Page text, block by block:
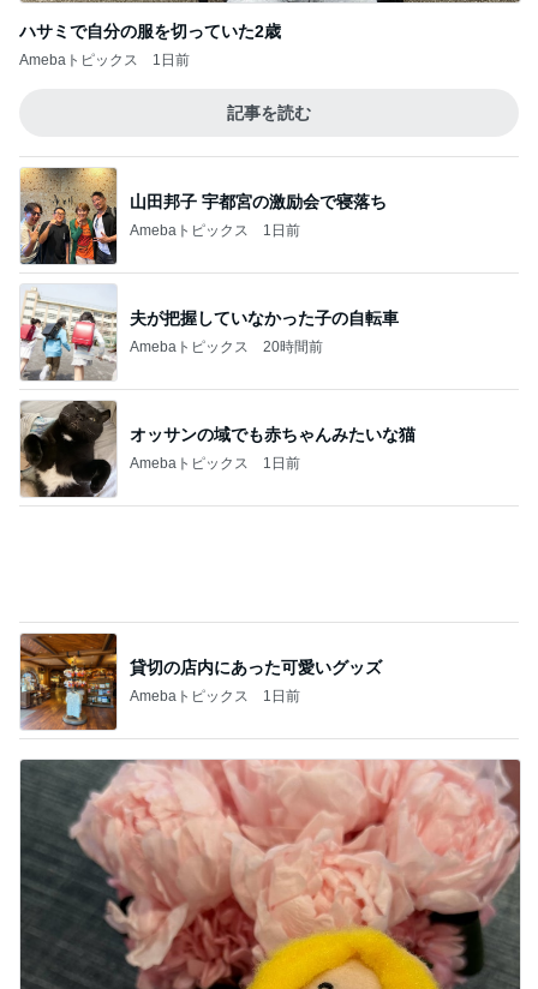
諦めずに良かった本命のキーチェーン
Amebaトピックス 21時間前
記事を読む
時給よりお土産が大事なバイト
Amebaトピックス 1日前